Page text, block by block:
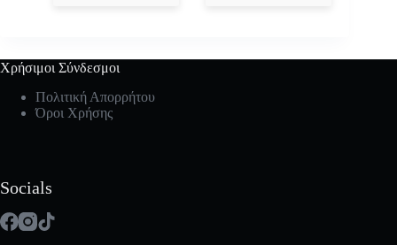
Χρήσιμοι Σύνδεσμοι
Πολιτική Απορρήτου
Όροι Χρήσης
Socials